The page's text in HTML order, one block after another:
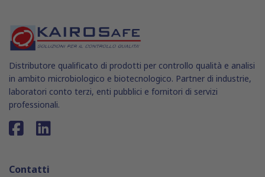
Distributore qualificato di prodotti per controllo qualità e analisi
in ambito microbiologico e biotecnologico. Partner di industrie,
laboratori conto terzi, enti pubblici e fornitori di servizi
professionali.
Contatti